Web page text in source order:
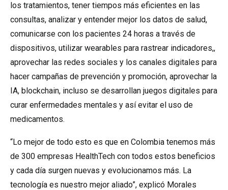
los tratamientos, tener tiempos más eficientes en las
consultas, analizar y entender mejor los datos de salud,
comunicarse con los pacientes 24 horas a través de
dispositivos, utilizar wearables para rastrear indicadores,,
aprovechar las redes sociales y los canales digitales para
hacer campañas de prevención y promoción, aprovechar la
IA, blockchain, incluso se desarrollan juegos digitales para
curar enfermedades mentales y así evitar el uso de
medicamentos.
“Lo mejor de todo esto es que en Colombia tenemos más
de 300 empresas HealthTech con todos estos beneficios
y cada día surgen nuevas y evolucionamos más. La
tecnología es nuestro mejor aliado”, explicó Morales